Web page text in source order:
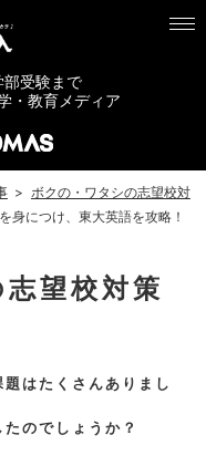
受験まで
・教育メディア
> ボクの・ワタシの志望校対
身につけ、東大英語を攻略！
望校対策
はたくさんありまし
のでしょうか？